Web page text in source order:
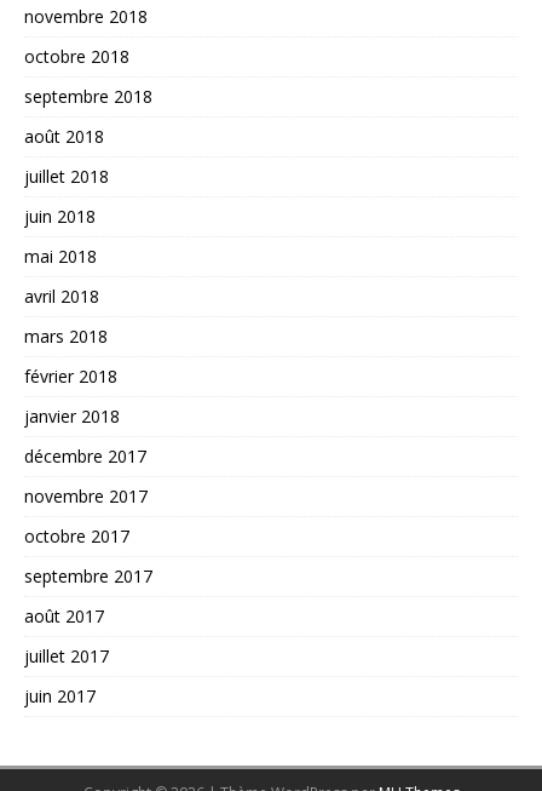
novembre 2018
octobre 2018
septembre 2018
août 2018
juillet 2018
juin 2018
mai 2018
avril 2018
mars 2018
février 2018
janvier 2018
décembre 2017
novembre 2017
octobre 2017
septembre 2017
août 2017
juillet 2017
juin 2017